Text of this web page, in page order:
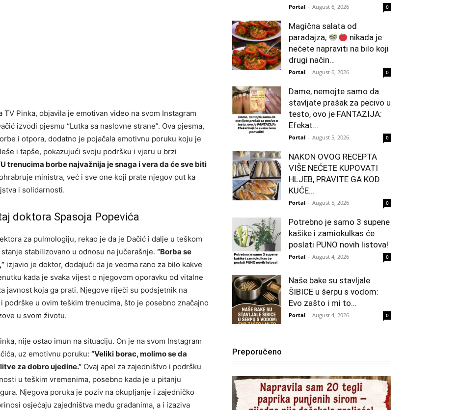
Pinka, objavila je emotivan video na svom Instagram
izvodi pjesmu “Lutka sa naslovne strane”. Ova pjesma,
i otpora, dodatno je pojačala emotivnu poruku koju je
i tapše, pokazujući svoju podršku i vjeru u brzi
trenucima borbe najvažnija je snaga i vera da će sve biti
ministra, već i sve one koji prate njegov put ka
i solidarnosti.
doktora Spasoja Popevića
za pulmologiju, rekao je da je Dačić i dalje u teškom
stabilizovano u odnosu na jučerašnje. “Borba se
izjavio je doktor, dodajući da je veoma rano za bilo kakve
kada je svaka vijest o njegovom oporavku od vitalne
javnost koja ga prati. Njegove riječi su podsjetnik na
u ovim teškim trenucima, što je posebno značajno
u svom životu.
nije ostao imun na situaciju. On je na svom Instagram
uz emotivnu poruku: “Veliki borac, molimo se da
za dobro ujedine.” Ovaj apel za zajedništvo i podršku
u teškim vremenima, posebno kada je u pitanju
Njegova poruka je poziv na okupljanje i zajedničko
osjećaju zajedništva među građanima, a i izaziva
Portal - August 6, 2026 0
Magična salata od
paradajza,
nikada je
nećete napraviti na bilo koji
drugi način…
Portal - August 6, 2026 0
Dame, nemojte samo da
stavljate prašak za pecivo u
testo, ovo je FANTAZIJA:
Efekat...
Portal - August 5, 2026 0
NAKON OVOG RECEPTA
VIŠE NEĆETE KUPOVATI
HLJEB, PRAVITE GA KOD
KUĆE…
Portal - August 5, 2026 0
Potrebno je samo 3 supene
kašike i zamiokulkas će
poslati PUNO novih listova!
Portal - August 4, 2026 0
Naše bake su stavljale
ŠIBICE u šerpu s vodom:
Evo zašto i mi to...
Portal - August 4, 2026 0
Preporučeno